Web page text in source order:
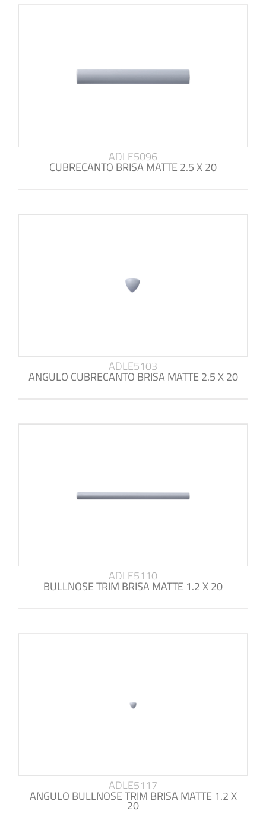
ADLE5096
CUBRECANTO BRISA MATTE 2.5 X 20
ADLE5103
ANGULO CUBRECANTO BRISA MATTE 2.5 X 20
ADLE5110
BULLNOSE TRIM BRISA MATTE 1.2 X 20
ADLE5117
ANGULO BULLNOSE TRIM BRISA MATTE 1.2 X
20